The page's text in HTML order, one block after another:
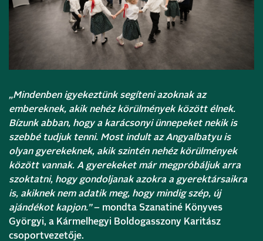
„Mindenben igyekeztünk segíteni azoknak az
embereknek, akik nehéz körülmények között élnek.
Bízunk abban, hogy a karácsonyi ünnepeket nekik is
szebbé tudjuk tenni. Most indult az Angyalbatyu is
olyan gyerekeknek, akik szintén nehéz körülmények
között vannak. A gyerekeket már megpróbáljuk arra
szoktatni, hogy gondoljanak azokra a gyerektársaikra
is, akiknek nem adatik meg, hogy mindig szép, új
ajándékot kapjon.”– mondta Szanatiné Könyves
Györgyi, a Kármelhegyi Boldogasszony Karitász
csoportvezetője.